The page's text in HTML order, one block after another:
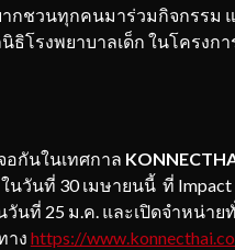
ากชวนทุกคนมาร่วมกิจกรรม
โรงพยาบาลเด็ก ในโครงกา
กันในเทศกาล
ในวันที่ 30 เมษายนนี้ ที่
นที่ 25 ม.ค. และเปิดจำหน่าย
าง https://